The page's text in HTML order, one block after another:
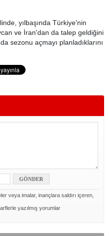
yılbaşında Türkiye'nin
ve İran'dan da talep geldiğini
sezonu açmayı planladıklarını
veya imalar, inançlara saldırı içeren,
yazılmış yorumlar